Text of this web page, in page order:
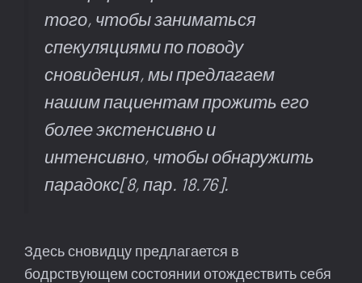
того, чтобы заниматься
спекуляциями по поводу
сновидения, мы предлагаем
нашим пациентам прожить его
более экстенсивно и
интенсивно, чтобы обнаружить
парадокс[8, пар. 18.76].
Здесь сновидцу предлагается в
бодрствующем состоянии отождествить себя